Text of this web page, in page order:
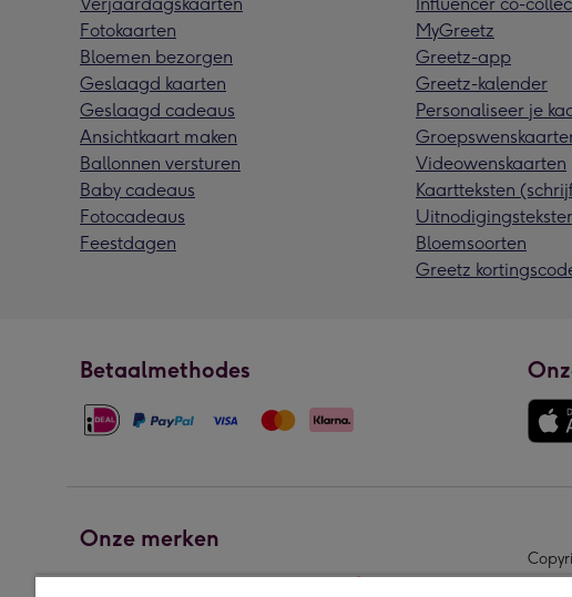
Fotokaarten
Bloemen bezorgen
Geslaagd kaarten
Geslaagd cadeaus
Ansichtkaart maken
Ballonnen versturen
Baby cadeaus
Fotocadeaus
Feestdagen
MyGreetz
Greetz-app
Greetz-kalender
Personaliseer je
Videowenskaarten
Kaartteksten
Bloemsoorten
Greetz
Betaalmethodes
Onze merken